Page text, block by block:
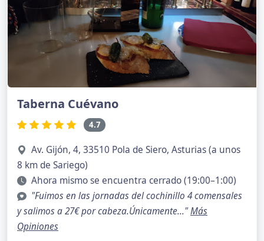
Taberna Cuévano
4.7
Av. Gijón, 4, 33510 Pola de Siero, Asturias (a unos
8 km de Sariego)
Ahora mismo se encuentra cerrado (19:00–1:00)
"Fuimos en las jornadas del cochinillo 4 comensales
y salimos a 27€ por cabeza.Únicamente..."Más
Opiniones